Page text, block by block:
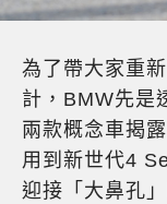
為了帶大家重
計，BMW先是
兩款概念車揭
用到新世代4
迎接「大鼻孔